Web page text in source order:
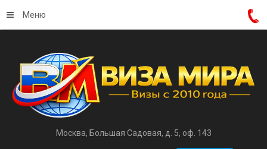
Москва, Большая Садовая, д. 5, оф. 143
Меню